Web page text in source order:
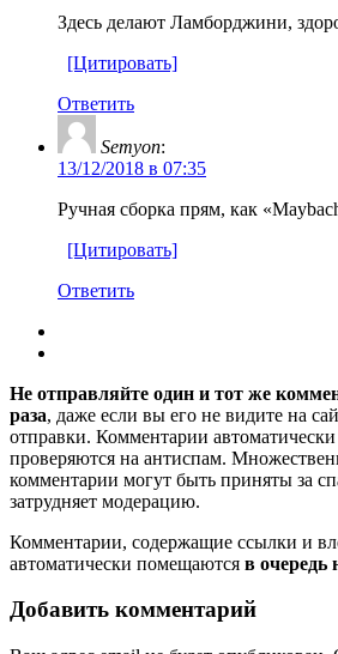
Здесь делают Ламборджини,
[Цитировать]
Ответить
Semyon:
13/12/2018 в 07:35
Ручная сборка прям, как
[Цитировать]
Ответить
Не отправляйте один и тот же
раза, даже если вы его не видите на
отправки. Комментарии
проверяются на антиспам.
комментарии могут быть приняты за
затрудняет модерацию.
Комментарии, содержащие ссылки и
автоматически помещаются в очередь
Добавить комментарий